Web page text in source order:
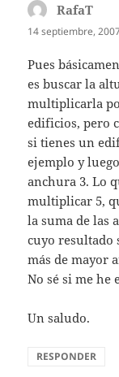
RafaT
14 septiembre,
Pues
es buscar la
multiplicarla
edificios, pero
si tienes un
ejemplo y
anchura 3. Lo
multiplicar 5,
la suma de las
cuyo resultado
más de mayor
No sé si me he
Un saludo.
RESPONDER